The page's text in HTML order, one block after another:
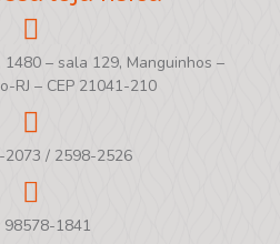
– sala 129, Manguinhos –
RJ – CEP 21041-210
2073 / 2598-2526
98578-1841